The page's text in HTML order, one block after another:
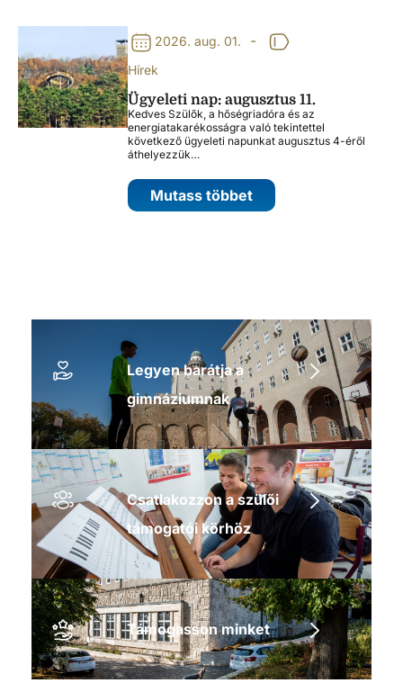
2026. aug. 01. -
Hírek
Ügyeleti nap: augusztus 11.
Kedves Szülők, a hőségriadóra és az
energiatakarékosságra való tekintettel
következő ügyeleti napunkat augusztus 4-éről
áthelyezzük…
Mutass többet
Legyen barátja a
gimnáziumnak
Csatlakozzon a szülői
támogatói körhöz
Támogasson minket